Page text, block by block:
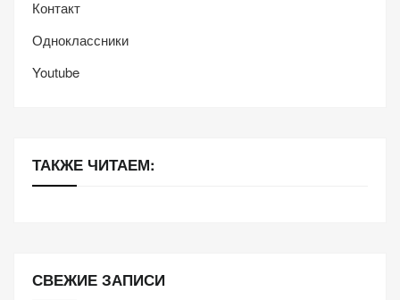
Контакт
Одноклассники
Youtube
ТАКЖЕ ЧИТАЕМ:
СВЕЖИЕ ЗАПИСИ